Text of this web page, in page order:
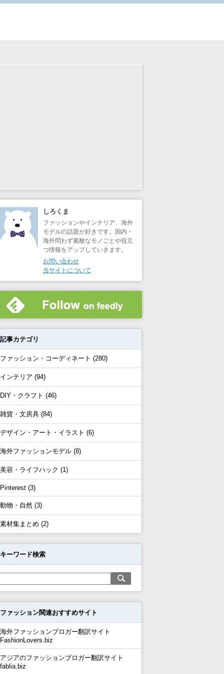
しろくま
ファッションやインテリア、海外
モデルの話題が好きです。国内・
海外問わず素敵なモノごとや役立
つ情報をアップしていきます。
お問い合わせ
当サイトについて
記事カテゴリ
ファッション・コーディネート (280)
インテリア (94)
DIY・クラフト (46)
雑貨・文房具 (84)
デザイン・アート・イラスト (6)
海外ファッションモデル (8)
美容・ライフハック (1)
Pinterest (3)
動物・自然 (3)
素材集まとめ (2)
キーワード検索
ファッション関連おすすめサイト
海外ファッションブロガー翻訳サイト
FashionLovers.biz
アジアのファッションブロガー翻訳サイト
fablia.biz